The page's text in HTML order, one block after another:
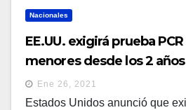
Nacionales
EE.UU. exigirá prueba
menores desde los 2 años
Ene 26, 2021
Estados Unidos anunció que